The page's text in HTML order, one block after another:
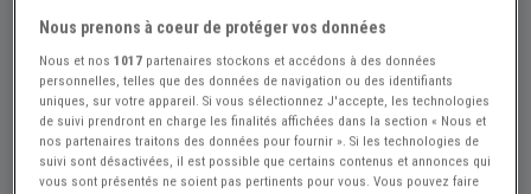
AUTHENTIC EXPERT
Nous prenons à coeur de protéger vos données
Nous et nos1017 partenaires stockons et accédons à des données
personnelles, telles que des données de navigation ou des identifiants
uniques, sur votre appareil. Si vous sélectionnez J'accepte, les technologies
de suivi prendront en charge les finalités affichées dans la section « Nous et
nos partenaires traitons des données pour fournir ». Si les technologies de
suivi sont désactivées, il est possible que certains contenus et annonces qui
vous sont présentés ne soient pas pertinents pour vous. Vous pouvez faire